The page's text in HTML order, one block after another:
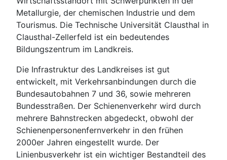
Metallurgie, der chemischen Industrie und dem
Tourismus. Die Technische Universität Clausthal in
Clausthal-Zellerfeld ist ein bedeutendes
Bildungszentrum im Landkreis.
Die Infrastruktur des Landkreises ist gut
entwickelt, mit Verkehrsanbindungen durch die
Bundesautobahnen 7 und 36, sowie mehreren
Bundesstraßen. Der Schienenverkehr wird durch
mehrere Bahnstrecken abgedeckt, obwohl der
Schienenpersonenfernverkehr in den frühen
2000er Jahren eingestellt wurde. Der
Linienbusverkehr ist ein wichtiger Bestandteil des